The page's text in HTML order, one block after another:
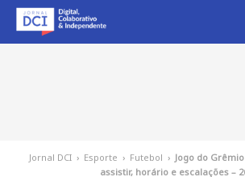
Jornal DCI › Esporte › Futebol › Jogo do
assistir, horário e escalações –